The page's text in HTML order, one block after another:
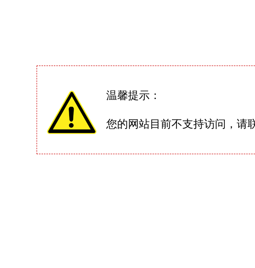
温馨提示：
您的网站目前不支持访问，请